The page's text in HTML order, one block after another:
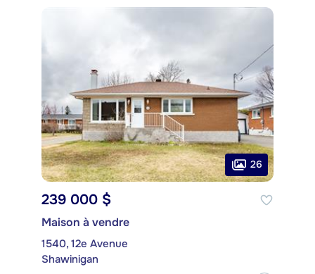
26
239 000 $
Maison à vendre
1540, 12e Avenue
Shawinigan